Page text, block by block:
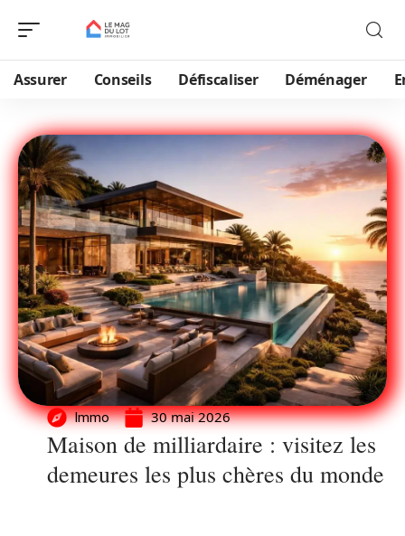
Assurer Conseils Défiscaliser Déménager
Immo 30 mai 2026
Maison de milliardaire : visitez les
demeures les plus chères du monde